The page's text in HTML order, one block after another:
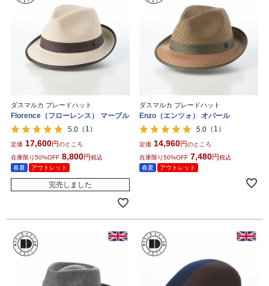
ダスマルカ ブレードハット
Florence（フローレンス） マーブル
5.0 （1）
定価 17,600
のところ
在庫限り50%OFF 8,800
税込
春夏
アウトレット
完売しました
ダスマルカ ブレードハット
Enzo（エンツォ） オパール
5.0 （1）
定価 14,960
のところ
在庫限り50%OFF 7,480
税込
春夏
アウトレット